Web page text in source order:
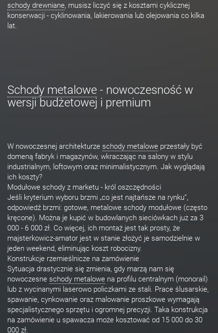
schody drewniane, musisz liczyć się z kosztami cyklicznej
konserwacji - cyklinowania, lakierowania lub olejowania co kilka
lat.
Schody metalowe - nowoczesność w
wersji budżetowej i premium
W nowoczesnej architekturze schody metalowe przestały być
domeną fabryk i magazynów, wkraczając na salony w stylu
industrialnym, loftowym oraz minimalistycznym. Jak wyglądają
ich koszty?
Modułowe schody z marketu - król oszczędności
Jeśli kryterium wyboru brzmi „co jest najtańsze na rynku”,
odpowiedź brzmi: gotowe, metalowe schody modułowe (często
kręcone). Można je kupić w budowlanych sieciówkach już za 3
000 - 6 000 zł. Co więcej, ich montaż jest tak prosty, że
majsterkowicz-amator jest w stanie złożyć je samodzielnie w
jeden weekend, eliminując koszt robocizny.
Konstrukcje rzemieślnicze na zamówienie
Sytuacja drastycznie się zmienia, gdy marzą nam się
nowoczesne schody metalowe na profilu centralnym (monorail)
lub z wycinanymi laserowo policzkami ze stali. Prace ślusarskie,
spawanie, cynkowanie oraz malowanie proszkowe wymagają
specjalistycznego sprzętu i ogromnej precyzji. Taka konstrukcja
na zamówienie u spawacza może kosztować od 15 000 do 30
000 zł.